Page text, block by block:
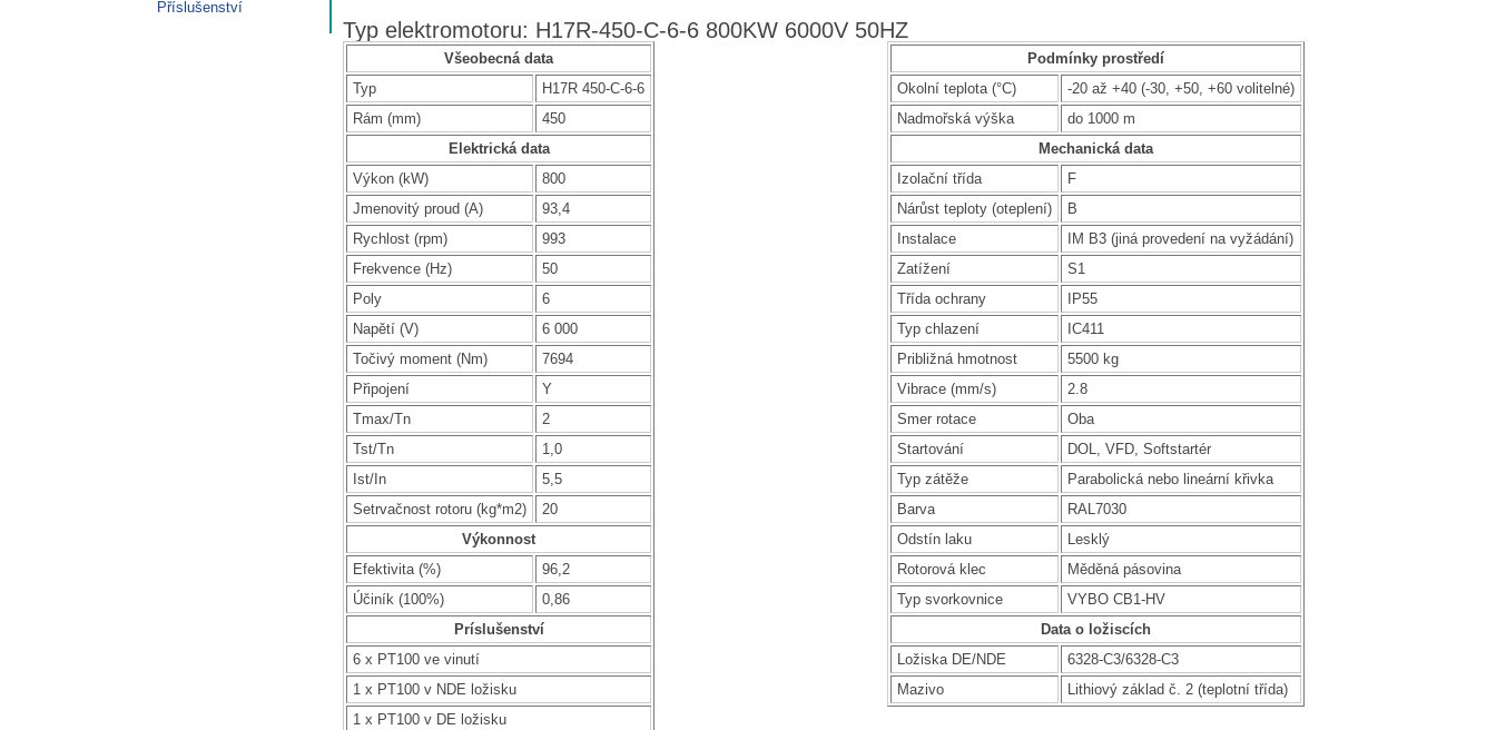
Typ elektromotoru: H17R-450-C-6-6 800KW 6000V 50HZ
Všeobecná data
Typ
H17R 450-C-6-6
Rám (mm)
450
Elektrická data
Výkon (kW)
800
Jmenovitý proud (A)
93,4
Rychlost (rpm)
993
Frekvence (Hz)
50
Poly
6
Napětí (V)
6 000
Točivý moment (Nm)
7694
Připojení
Y
Tmax/Tn
2
Tst/Tn
1,0
Ist/In
5,5
Setrvačnost rotoru (kg*m2)
20
Výkonnost
Efektivita (%)
96,2
Účiník (100%)
0,86
Príslušenství
6 x PT100 ve vinutí
1 x PT100 v NDE ložisku
1 x PT100 v DE ložisku
Podmínky prostředí
Okolní teplota (°C)
-20 až +40 (-30, +50, +60 volitelné)
Nadmořská výška
do 1000 m
Mechanická data
Izolační třída
F
Nárůst teploty (oteplení)
B
Instalace
IM B3 (jiná provedení na vyžádání)
Zatížení
S1
Třída ochrany
IP55
Typ chlazení
IC411
Približná hmotnost
5500 kg
Vibrace (mm/s)
2.8
Smer rotace
Oba
Startování
DOL, VFD, Softstartér
Typ zátěže
Parabolická nebo lineární křivka
Barva
RAL7030
Odstín laku
Lesklý
Rotorová klec
Měděná pásovina
Typ svorkovnice
VYBO CB1-HV
Data o ložiscích
Ložiska DE/NDE
6328-C3/6328-C3
Mazivo
Lithiový základ č. 2 (teplotní třída)
Příslušenství